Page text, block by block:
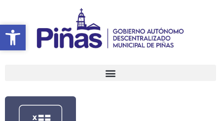
Abrir barra de herramientas
contenido
Abrir barra de herramientas